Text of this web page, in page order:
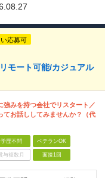
応募可
モート可能/カジュアル
強みを持つ会社でリスタート／
てお話ししてみませんか？（代
学歴不問 ベテランOK
与複数月 面接1回